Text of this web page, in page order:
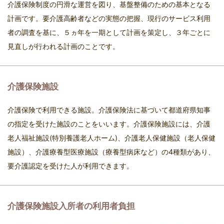
介護保険制度の円滑な運営を図り、基盤整備のための基本となる
計画です。要介護高齢者などの実態の把握、現行のサービス利用
者の調査を基に、５ヵ年を一期として計画を策定し、３年ごとに
見直しが行われる計画のことです。
介護保険施設
介護保険で利用できる施設。介護保険法に基づいて都道府県知事
の指定を受けた施設のことをいいます。介護保険施設には、介護
老人福祉施設(特別養護老人ホーム)、介護老人保健施設（老人保健
施設）、介護療養型医療施設（療養型病床など）の4種類があり、
要介護認定を受けた人が利用できます。
介護保険施設入所者の利用者負担